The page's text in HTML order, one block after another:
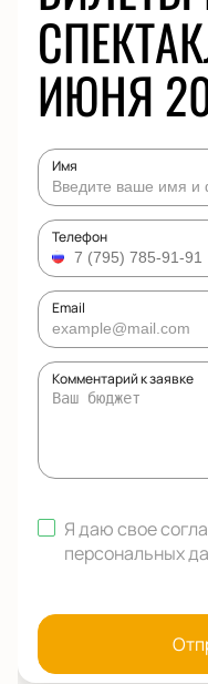
ИЮНЯ
Имя
Телефон
Email
Комментарий к заявке
Я даю свое
персональных